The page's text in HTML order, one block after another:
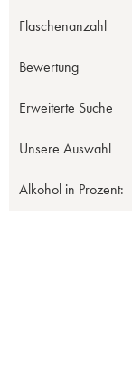
Flaschenanzahl
Bewertung
Erweiterte Suche
Unsere Auswahl
Alkohol in Prozent: